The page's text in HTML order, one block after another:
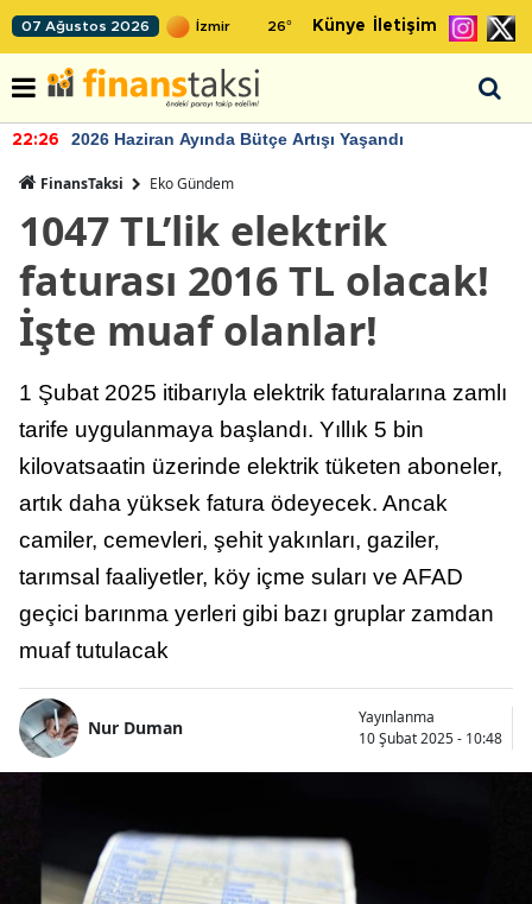
07 Ağustos 2026 26° Künye İletişim
22:26 2026 Haziran Ayında Bütçe Artışı Yaşandı
FinansTaksi Eko Gündem
1047 TL’lik elektrik
faturası 2016 TL olacak!
İşte muaf olanlar!
1 Şubat 2025 itibarıyla elektrik faturalarına zamlı
tarife uygulanmaya başlandı. Yıllık 5 bin
kilovatsaatin üzerinde elektrik tüketen aboneler,
artık daha yüksek fatura ödeyecek. Ancak
camiler, cemevleri, şehit yakınları, gaziler,
tarımsal faaliyetler, köy içme suları ve AFAD
geçici barınma yerleri gibi bazı gruplar zamdan
muaf tutulacak
Nur Duman
Yayınlanma
10 Şubat 2025 - 10:48